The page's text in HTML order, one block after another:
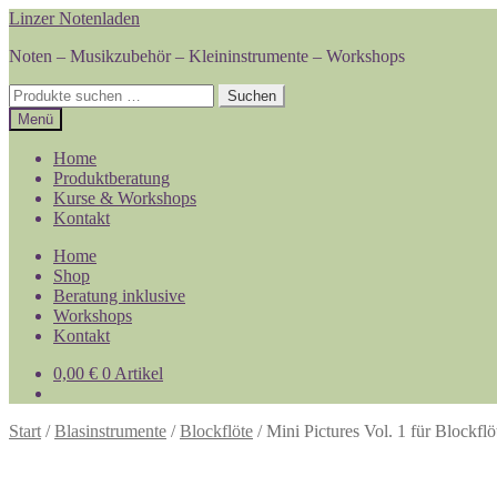
Zur
springen
Zum
springen
Linzer Notenladen
Noten – Musikzubehör – Kleininstrumente – Workshops
Suchen
nach:
Suchen
Menü
Home
Produktberatung
Kurse & Workshops
Kontakt
Home
Shop
Beratung inklusive
Workshops
Kontakt
0,00 € 0 Artikel
Start /Blasinstrumente /Blockflöte /Mini Pictures Vol. 1 für